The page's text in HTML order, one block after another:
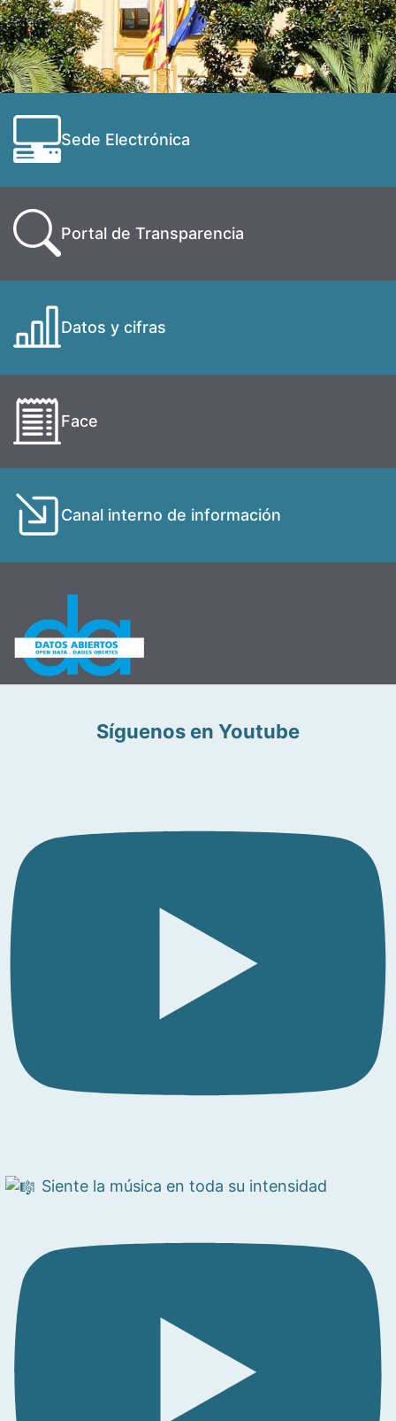
Sede Electrónica
Portal de Transparencia
Datos y cifras
Face
Canal interno de información
Síguenos en Youtube
Siente la música en toda su intensidad